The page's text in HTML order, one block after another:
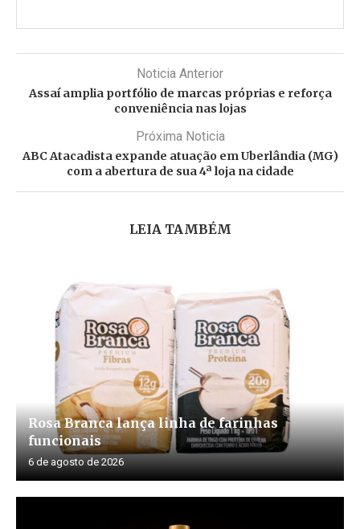
Noticia Anterior
Assaí amplia portfólio de marcas próprias e reforça
conveniência nas lojas
Próxima Noticia
ABC Atacadista expande atuação em Uberlândia (MG)
com a abertura de sua 4ª loja na cidade
LEIA TAMBÉM
Rosa Branca lança linha de farinhas
funcionais
6 de agosto de 2026